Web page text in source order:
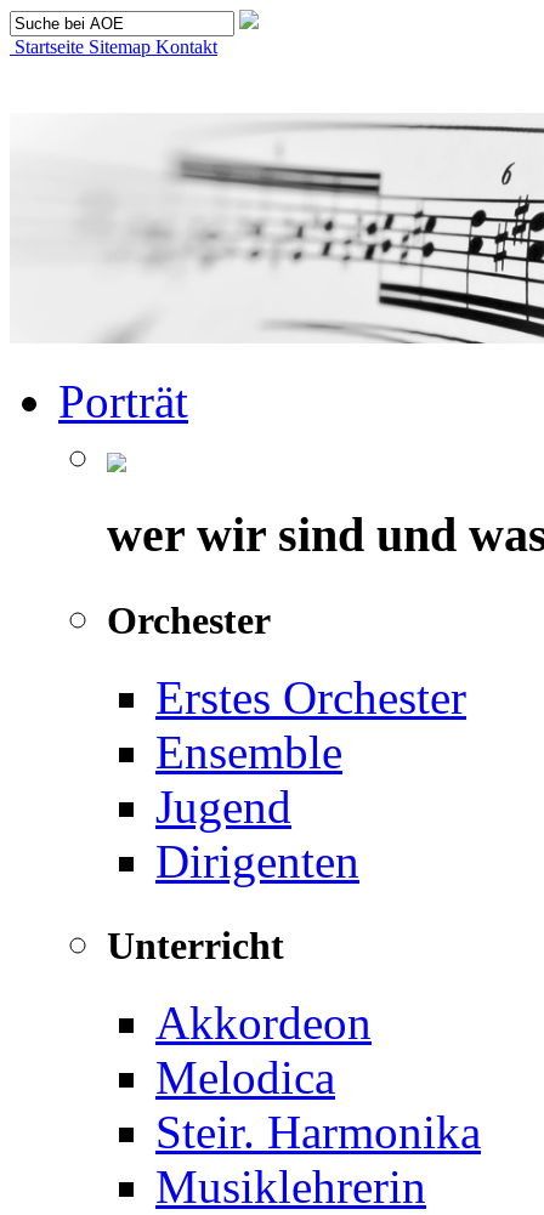
Startseite Sitemap Kontakt
Porträt
wer wir sind und
Orchester
Erstes Orchester
Ensemble
Jugend
Dirigenten
Unterricht
Akkordeon
Melodica
Steir. Harmonika
Musiklehrerin